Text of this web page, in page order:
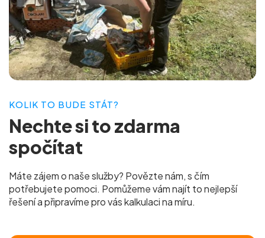
KOLIK TO BUDE STÁT?
Nechte si tozdarma
spočítat
Máte zájem o naše služby? Povězte nám, s čím
potřebujete pomoci. Pomůžeme vám najít to nejlepší
řešení a připravíme pro váskalkulaci na míru.